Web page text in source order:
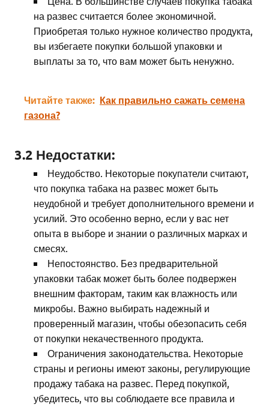
на развес считается более экономичной.
Приобретая только нужное количество продукта,
вы избегаете покупки большой упаковки и
выплаты за то, что вам может быть ненужно.
Читайте также: Как правильно сажать семена
газона?
3.2 Недостатки:
Неудобство. Некоторые покупатели считают,
что покупка табака на развес может быть
неудобной и требует дополнительного времени и
усилий. Это особенно верно, если у вас нет
опыта в выборе и знании о различных марках и
смесях.
Непостоянство. Без предварительной
упаковки табак может быть более подвержен
внешним факторам, таким как влажность или
микробы. Важно выбирать надежный и
проверенный магазин, чтобы обезопасить себя
от покупки некачественного продукта.
Ограничения законодательства. Некоторые
страны и регионы имеют законы, регулирующие
продажу табака на развес. Перед покупкой,
убедитесь, что вы соблюдаете все правила и